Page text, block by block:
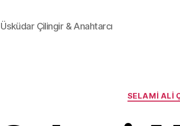
Üsküdar Çilingir & Anahtarcı
SELAMI ALI